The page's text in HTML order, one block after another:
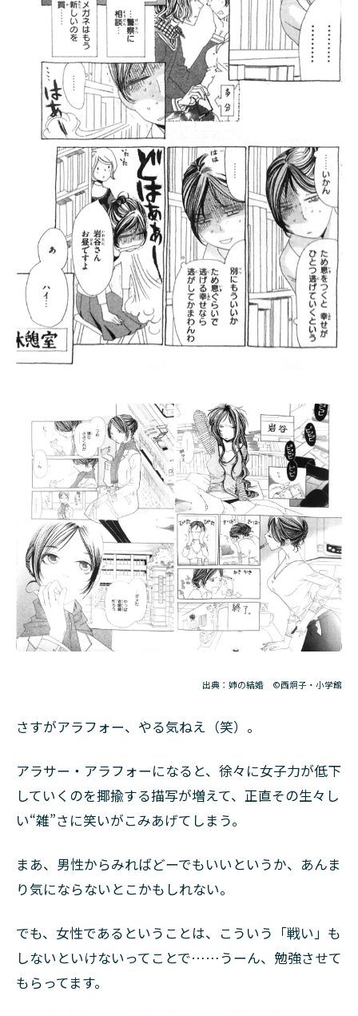
出典：姉の結婚 ©西炯子・小学館
さすがアラフォー、やる気ねえ（笑）。
アラサー・アラフォーになると、徐々に女子力が低下
していくのを揶揄する描写が増えて、正直その生々し
い“雑”さに笑いがこみあげてしまう。
まあ、男性からみればどーでもいいというか、あんま
り気にならないとこかもしれない。
でも、女性であるということは、こういう「戦い」も
しないといけないってことで……うーん、勉強させて
もらってます。